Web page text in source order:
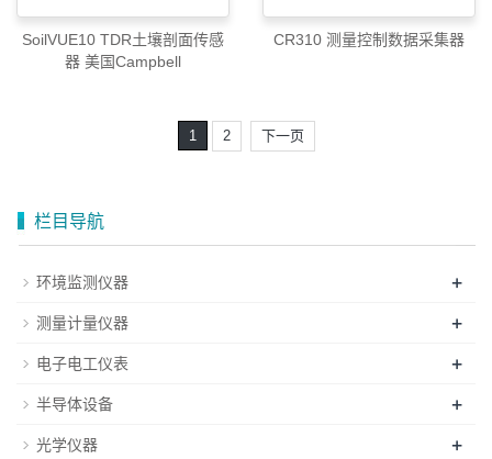
SoilVUE10 TDR土壤剖面传感
器 美国Campbell
CR310 测量控制数据采集器
1 2 下一页
栏目导航
环境监测仪器 +
测量计量仪器 +
电子电工仪表 +
半导体设备 +
光学仪器 +